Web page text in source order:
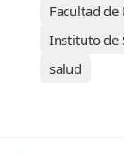
Facultad
Instituto de
salud